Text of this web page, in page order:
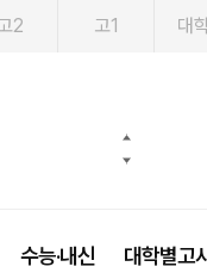
2 고1 대
!
수능·내신 대학별고